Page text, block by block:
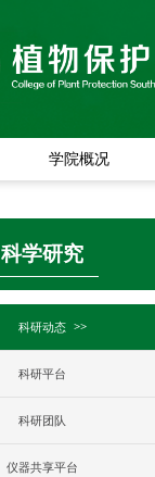
学院概况
科学研究
科研动态
科研平台
科研团队
仪器共享平台